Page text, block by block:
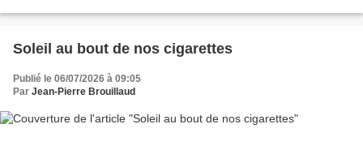
Soleil au bout de nos cigarettes
Publié le 06/07/2026 à 09:05
Par Jean-Pierre Brouillaud